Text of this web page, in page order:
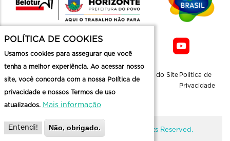
Mapa do Site Politica de
Privacidade
@ Copyright Belotur 2026. All Rights Reserved.
POLÍTICA DE COOKIES
Usamos cookies para assegurar que você
tenha a melhor experiência. Ao acessar nosso
site, você concorda com a nossa Política de
privacidade e nossos Termos de uso
atualizados. Mais informação
Entendi! Não, obrigado.